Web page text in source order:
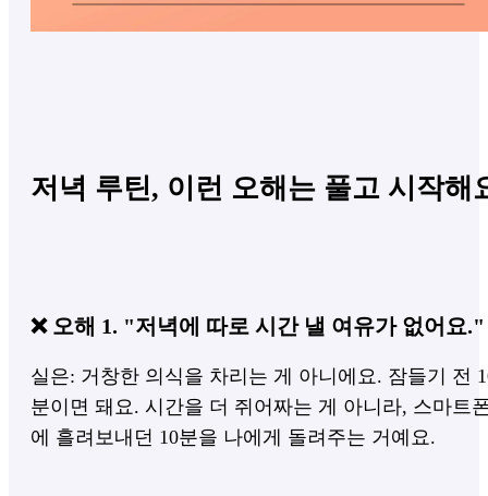
저녁 루틴, 이런 오해는 풀고 시작해
❌ 오해 1. "저녁에 따로 시간 낼 여유가 없어요."
실은: 거창한 의식을 차리는 게 아니에요. 잠들기 전
분이면 돼요. 시간을 더 쥐어짜는 게 아니라, 스마트
에 흘려보내던 10분을 나에게 돌려주는 거예요.